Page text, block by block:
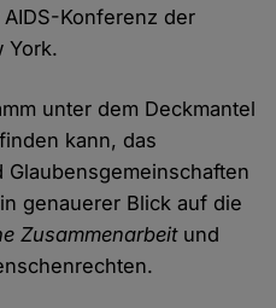
Konferenz der
York.
unter dem Deckmantel
kann, das
genauerer Blick auf die
Zusammenarbeitund